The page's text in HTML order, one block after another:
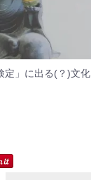
定」に出る(？)文化